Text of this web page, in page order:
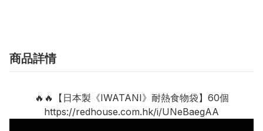
商品詳情
🔥🔥【日本製《IWATANI》耐熱食物袋】60個
https://redhouse.com.hk/i/UNeBaegAA